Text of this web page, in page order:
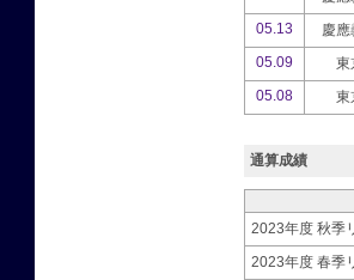
05.13
慶應
05.09
東
05.08
東
通算成績
2023年度 秋季
2023年度 春季